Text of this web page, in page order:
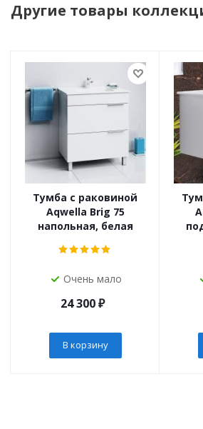
Другие товары
Тумба с раковиной
Aqwella Brig 75
напольная, белая
Очень мало
24 300₽
В корзину